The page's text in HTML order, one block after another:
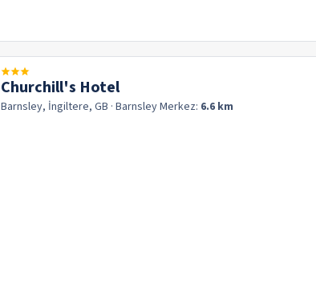
Churchill's Hotel
Barnsley, İngiltere, GB · BarnsleyMerkez: 6.6 km